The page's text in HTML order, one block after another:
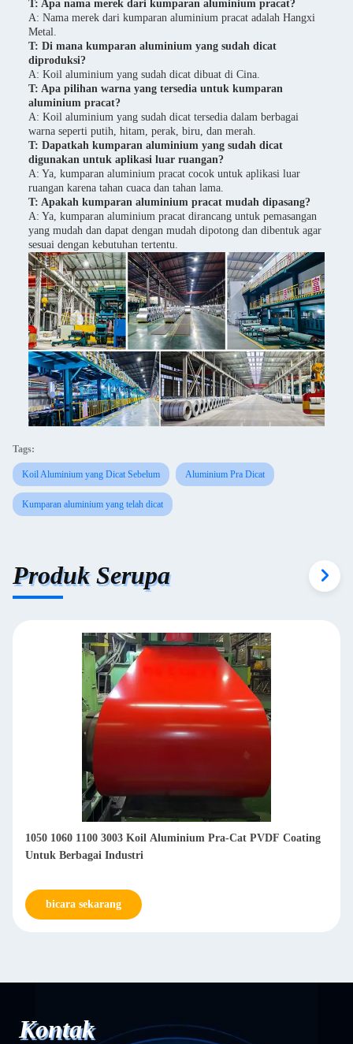
T: Apa nama merek dari kumparan aluminium pracat?
A: Nama merek dari kumparan aluminium pracat adalah Hangxi
Metal.
T: Di mana kumparan aluminium yang sudah dicat
diproduksi?
A: Koil aluminium yang sudah dicat dibuat di Cina.
T: Apa pilihan warna yang tersedia untuk kumparan
aluminium pracat?
A: Koil aluminium yang sudah dicat tersedia dalam berbagai
warna seperti putih, hitam, perak, biru, dan merah.
T: Dapatkah kumparan aluminium yang sudah dicat
digunakan untuk aplikasi luar ruangan?
A: Ya, kumparan aluminium pracat cocok untuk aplikasi luar
ruangan karena tahan cuaca dan tahan lama.
T: Apakah kumparan aluminium pracat mudah dipasang?
A: Ya, kumparan aluminium pracat dirancang untuk pemasangan
yang mudah dan dapat dengan mudah dipotong dan dibentuk agar
sesuai dengan kebutuhan tertentu.
Tags:
Koil Aluminium yang Dicat Sebelum Aluminium Pra Dicat
Kumparan aluminium yang telah dicat
Produk Serupa
1050 1060 1100 3003 Koil Aluminium Pra-Cat PVDF Coating
Untuk Berbagai Industri
bicara sekarang
Kontak